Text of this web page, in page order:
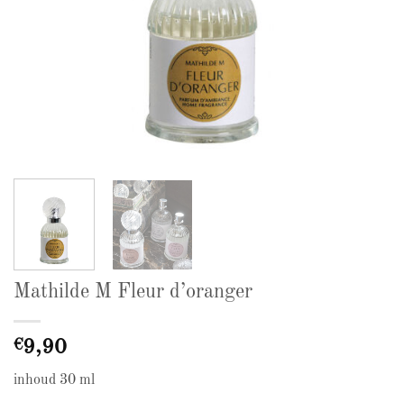
Mathilde M Fleur d’oranger
€9,90
inhoud 30 ml